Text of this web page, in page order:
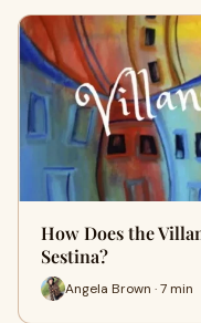
How Does the
Sestina?
Angela Brown · 7 min